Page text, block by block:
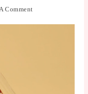
Comment